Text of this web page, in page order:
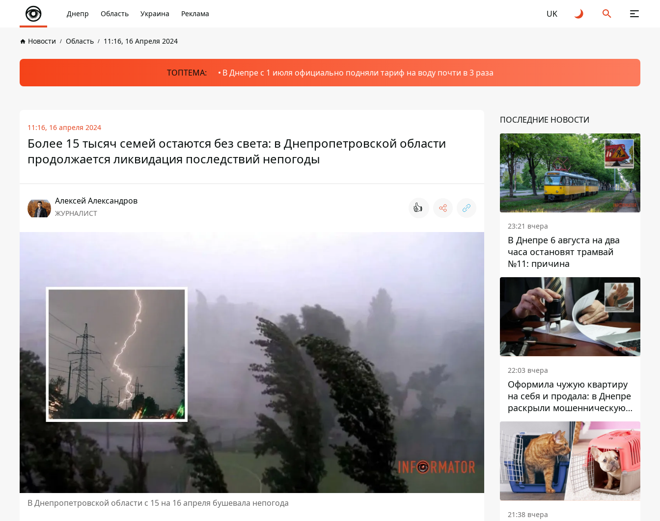
Днепр Область Украина Реклама UK
Новости Область 11:16, 16 Апреля 2024
ТОПТЕМА: В Днепре с 1 июля официально подняли тариф на воду почти в 3 раза
11:16, 16 апреля 2024
Более 15 тысяч семей остаются без света: в Днепропетровской области
продолжается ликвидация последствий непогоды
Алексей Александров
ЖУРНАЛИСТ 👍
В Днепропетровской области с 15 на 16 апреля бушевала непогода
ПОСЛЕДНИЕ НОВОСТИ
23:21 вчера
В Днепре 6 августа на два
часа остановят трамвай
№11: причина
22:03 вчера
Оформила чужую квартиру
на себя и продала: в Днепре
раскрыли мошенническую
схему с недвижимостью
21:38 вчера